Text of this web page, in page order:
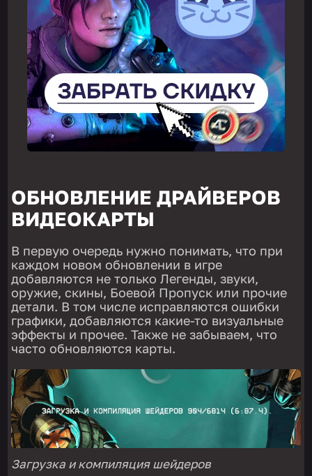
ОБНОВЛЕНИЕ ДРАЙВЕРОВ
ВИДЕОКАРТЫ
В первую очередь нужно понимать, что при
каждом новом обновлении в игре
добавляются не только Легенды, звуки,
оружие, скины, Боевой Пропуск или прочие
детали. В том числе исправляются ошибки
графики, добавляются какие-то визуальные
эффекты и прочее. Также не забываем, что
часто обновляются карты.
Загрузка и компиляция шейдеров